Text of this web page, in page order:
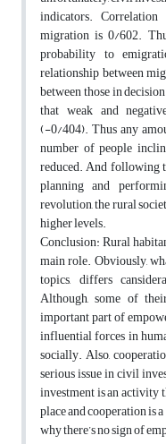
indicators.
migration is 0/602.
probability to
relationship between
between those in
that weak and
(-0/404). Thus any
number of people
reduced. And following
planning and
revolution, the rural
higher levels.
Conclusion: Rural
main role. Obviously,
topics, differs
Although, some of
important part of
influential forces in
socially. Also,
serious issue in civil
investment is an activity
place and cooperation is
why there’s no sign of